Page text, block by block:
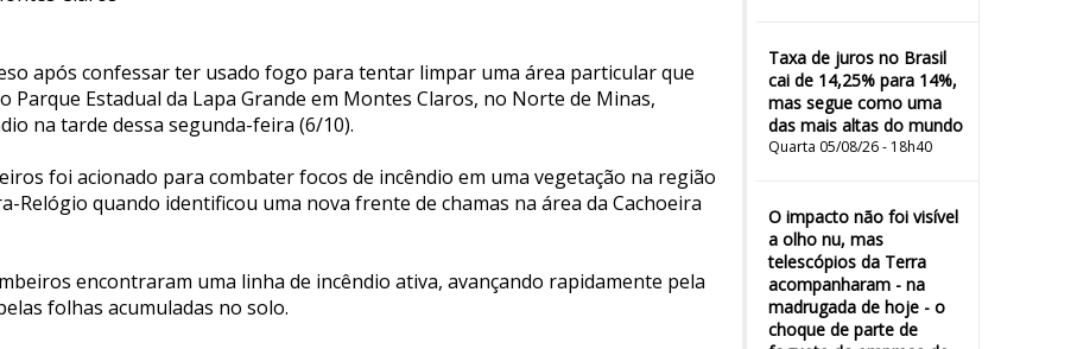
Taxa de juros no Brasil
cai de 14,25% para 14%,
mas segue como uma
das mais altas do mundo
Quarta 05/08/26 - 18h40
O impacto não foi visível
a olho nu, mas
telescópios da Terra
acompanharam - na
madrugada de hoje - o
choque de parte de
após confessar ter usado fogo para tentar limpar uma área particular que
Parque Estadual da Lapa Grande em Montes Claros, no Norte de Minas,
na tarde dessa segunda-feira (6/10).
foi acionado para combater focos de incêndio em uma vegetação na região
Relógio quando identificou uma nova frente de chamas na área da Cachoeira
encontraram uma linha de incêndio ativa, avançando rapidamente pela
folhas acumuladas no solo.